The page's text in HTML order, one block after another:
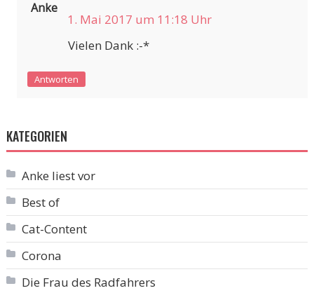
Anke
1. Mai 2017 um 11:18 Uhr
Vielen Dank :-*
Antworten
KATEGORIEN
Anke liest vor
Best of
Cat-Content
Corona
Die Frau des Radfahrers